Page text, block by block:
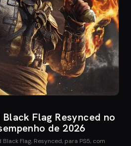
Black Flag Resynced no
de 2026
Black Flag, Resynced, para PS5, com